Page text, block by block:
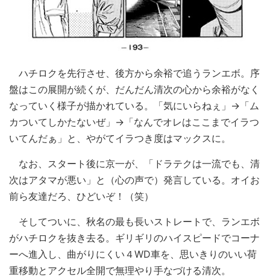
ハチロクを先行させ、後方から余裕で追うランエボ。序
盤はこの展開が続くが、だんだん清次の心から余裕がなく
なっていく様子が描かれている。「気にいらねぇ」→「ム
カついてしかたないぜ」→「なんでオレはここまでイラつ
いてんだぁ」と、やがてイラつき度はマックスに。
なお、スタート後に京一が、「ドラテクは一流でも、清
次はアタマが悪い」と（心の声で）発言している。オイお
前ら友達だろ、ひどいぞ！（笑）
そしてついに、秋名の最も長いストレートで、ランエボ
がハチロクを抜き去る。ギリギリのハイスピードでコーナ
ーへ進入し、曲がりにくい４WD車を、思いきりのいい荷
重移動とアクセル全開で無理やり手なづける清次。